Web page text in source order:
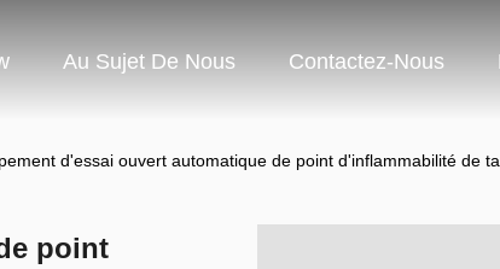
Au Sujet De Nous Contactez-Nous
d'essai ouvert automatique de point d'inflammabilité de
point